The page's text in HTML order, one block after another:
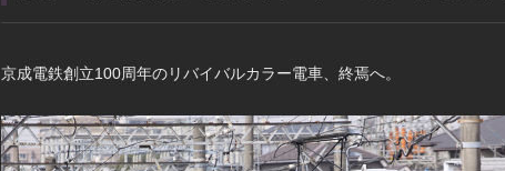
京成電鉄創立100周年のリバイバルカラー電車、終焉へ。